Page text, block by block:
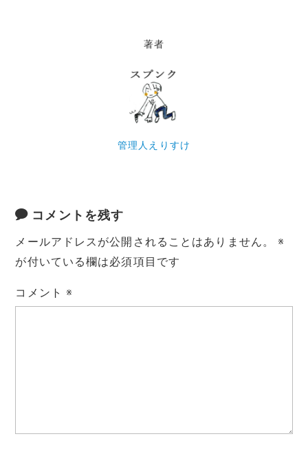
著者
管理人えりすけ
コメントを残す
メールアドレスが公開されることはありません。
※
が付いている欄は必須項目です
コメント※